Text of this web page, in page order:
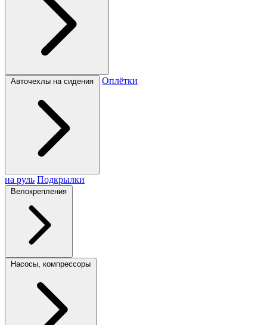
Авточехлы на сидения Оплётки
на руль Подкрылки
Велокрепления
Насосы, компрессоры